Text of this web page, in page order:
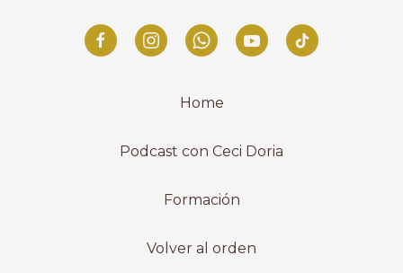
Home
Podcast con Ceci Doria
Formación
Volver al orden